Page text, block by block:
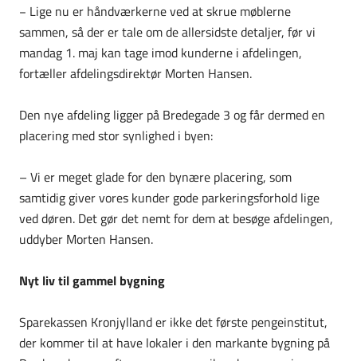
− Lige nu er håndværkerne ved at skrue møblerne
sammen, så der er tale om de allersidste detaljer, før vi
mandag 1. maj kan tage imod kunderne i afdelingen,
fortæller afdelingsdirektør Morten Hansen.
Den nye afdeling ligger på Bredegade 3 og får dermed en
placering med stor synlighed i byen:
– Vi er meget glade for den bynære placering, som
samtidig giver vores kunder gode parkeringsforhold lige
ved døren. Det gør det nemt for dem at besøge afdelingen,
uddyber Morten Hansen.
Nyt liv til gammel bygning
Sparekassen Kronjylland er ikke det første pengeinstitut,
der kommer til at have lokaler i den markante bygning på